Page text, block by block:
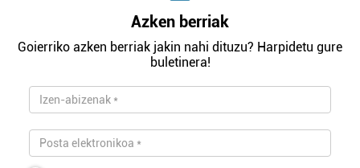
Azken berriak
Goierriko azken berriak jakin nahi dituzu? Harpidetu gure
buletinera!